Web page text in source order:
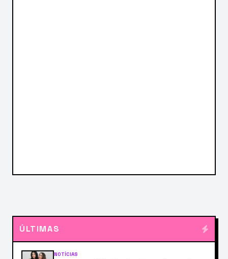
ÚLTIMAS
NOTÍCIAS